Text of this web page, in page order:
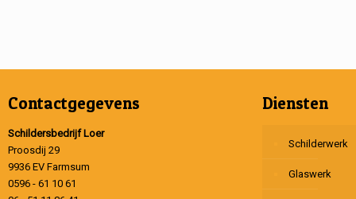
Contactgegevens
Schildersbedrijf Loer
Proosdij 29
9936 EV Farmsum
0596 - 61 10 61
Diensten
Schilderwerk
Glaswerk